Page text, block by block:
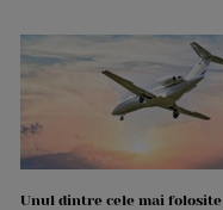
Unul dintre cele mai folosite